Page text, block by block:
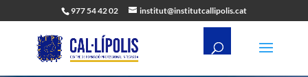
977 54 42 02 institut@institutcallipolis.cat